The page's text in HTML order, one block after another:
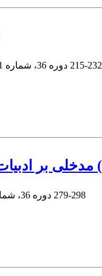
215-232
279-298